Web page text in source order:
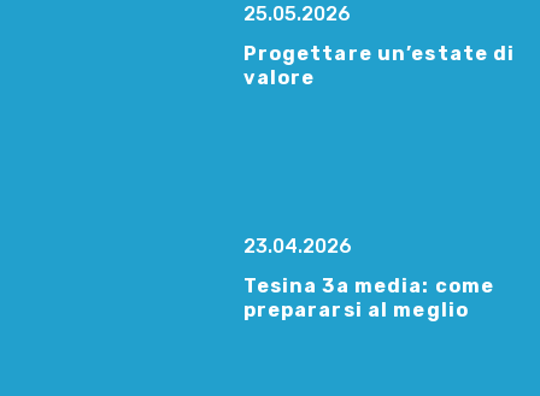
25.05.2026
Progettare un’estate di
valore
23.04.2026
Tesina 3a media: come
prepararsi al meglio